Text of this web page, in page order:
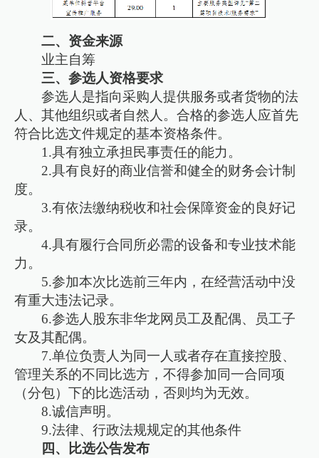
二、资金来源
业主自筹
三、参选人资格要求
参选人是指向采购人提供服务或者货物的法
人、其他组织或者自然人。合格的参选人应首先
符合比选文件规定的基本资格条件。
1.具有独立承担民事责任的能力。
2.具有良好的商业信誉和健全的财务会计制
度。
3.有依法缴纳税收和社会保障资金的良好记
录。
4.具有履行合同所必需的设备和专业技术能
力。
5.参加本次比选前三年内，在经营活动中没
有重大违法记录。
6.参选人股东非华龙网员工及配偶、员工子
女及其配偶。
7.单位负责人为同一人或者存在直接控股、
管理关系的不同比选方，不得参加同一合同项
（分包）下的比选活动，否则均为无效。
8.诚信声明。
9.法律、行政法规规定的其他条件
四、比选公告发布